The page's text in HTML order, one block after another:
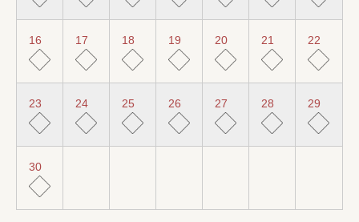
16 17 18 19 20 21 22
23 24 25 26 27 28 29
30